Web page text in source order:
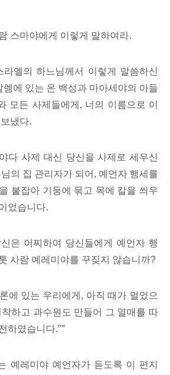
스마야에게 이렇게 말하여라.
라엘의 하느님께서 이렇게 말씀하신
렘에 있는 온 백성과 마아세야의 아들
모든 사제들에게, 너의 이름으로 이
냈다.
다 사제 대신 당신을 사제로 세우신
의 집 관리자가 되어, 예언자 행세를
붙잡아 기둥에 묶고 목에 칼을 씌우
었습니다.
은 어찌하여 당신들에게 예언자 행
사람 예레미야를 꾸짖지 않습니까?
에 있는 우리에게, 아직 때가 멀었으
하고 과수원도 만들어 그 열매를 따
하였습니다.′’”
예레미야 예언자가 듣도록 이 편지